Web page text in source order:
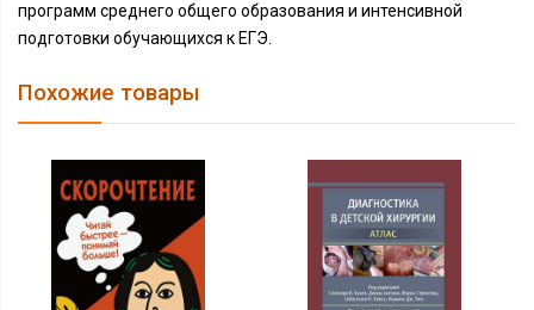
программ среднего общего образования и интенсивной
подготовки обучающихся к ЕГЭ.
Похожие товары